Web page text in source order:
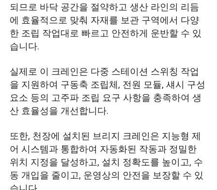
되므로 바닥 공간을 절약하고 생산 라인의 리듬
에 효율적으로 맞춰 자재를 보관 구역에서 다양
한 조립 작업대로 빠르고 안전하게 운반할 수 있
습니다.
실제로 이 크레인은 다중 스테이션 스위칭 작업
을 지원하여 구동축 조립체, 전원 모듈, 섀시 구성
요소 등의 고주파 조립 요구 사항을 충족하여 생
산 효율성을 개선합니다.
또한, 천장에 설치된 브리지 크레인은 지능형 제
어 시스템과 통합하여 자동화된 작동과 정밀한
위치 지정을 달성하고, 설치 정확도를 높이고, 수
동 개입을 줄이고, 운영상의 안전을 보장할 수 있